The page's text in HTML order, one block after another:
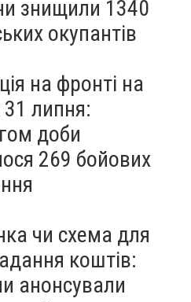
знищили 1340
окупантів
на фронті на
липня:
доби
269 бойових
чи схема для
коштів:
анонсували